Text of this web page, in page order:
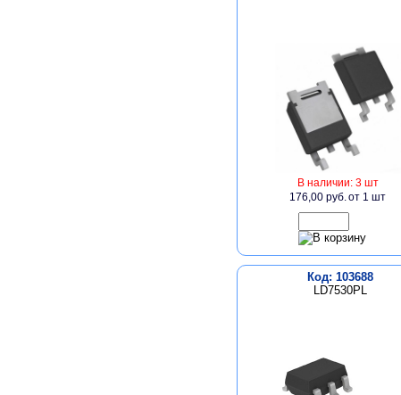
В наличии: 3 шт
176,00 руб.от 1 шт
Код: 103688
LD7530PL